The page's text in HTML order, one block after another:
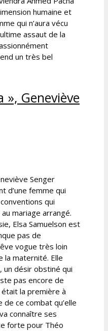
humaine et
qui n’aura vécu
assaut de la
un très bel
», Geneviève
Senger
d’une femme qui
qui
mariage arrangé.
Elsa Samuelson est
pas de
vogue très loin
la maternité. Elle
un désir obstiné qui
pas encore de
la première à
de ce combat qu’elle
connaître ses
forte pour Théo